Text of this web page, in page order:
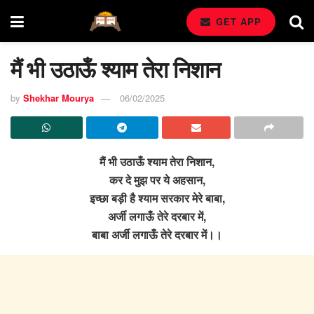
GET APP
मैं भी उठाऊँ श्याम तेरा निशान
by Shekhar Mourya 06/02/2025
मैं भी उठाऊँ श्याम तेरा निशान,
कर दे मुझ पर ये अहसान,
इच्छा बड़ी है श्याम सरकार मेरे बाबा,
अर्जी लगाऊँ तेरे दरबार में,
बाबा अर्जी लगाऊँ तेरे दरबार में।।